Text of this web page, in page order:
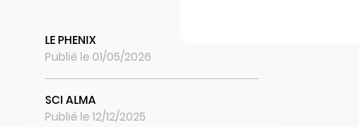
LE PHENIX
Publié le 01/05/2026
SCI ALMA
Publié le 12/12/2025